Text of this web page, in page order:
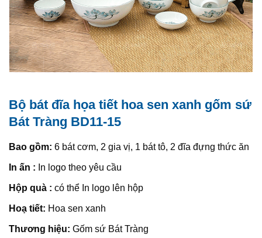
Bộ bát đĩa họa tiết hoa sen xanh gốm sứ
Bát Tràng BD11-15
Bao gồm: 6 bát cơm, 2 gia vị, 1 bát tô, 2 đĩa đựng thức ăn
In ấn : In logo theo yêu cầu
Hộp quà : có thể In logo lên hộp
Hoạ tiết: Hoa sen xanh
Thương hiệu: Gốm sứ Bát Tràng